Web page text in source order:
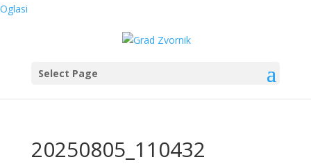
Oglasi
Select Page
20250805_110432